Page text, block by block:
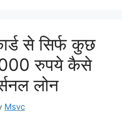
से सिर्फ कुछ
रुपये कैसे
लोन
Msvc